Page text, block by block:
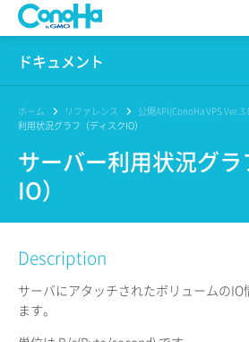
WING
AI Canvas
サービス一覧
サポート
ドキュメント
このサイトについて
プロダクト
リファレンス
ホーム リファレンス 公開API(ConoHa VPS
利用状況グラフ（ディスクIO）
サーバー利用状況グ
IO）
Description
サーバにアタッチされたボリュームの
ます。